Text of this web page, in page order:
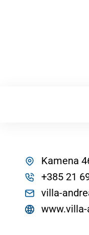
Kamena
+385 21
villa-